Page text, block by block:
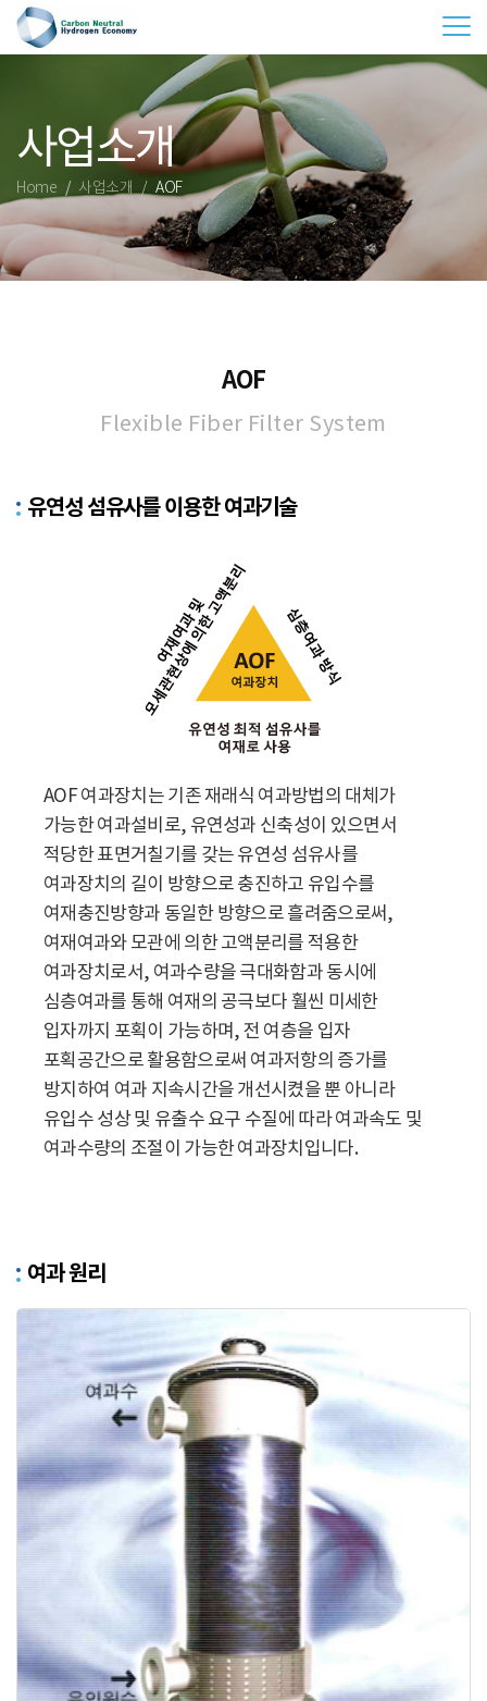
사업소개
Home 사업소개 AOF
AOF
Flexible Fiber Filter System
유연성 섬유사를 이용한 여과기술
AOF 여과장치는 기존 재래식 여과방법의 대체가
가능한 여과설비로, 유연성과 신축성이 있으면서
적당한 표면거칠기를 갖는 유연성 섬유사를
여과장치의 길이 방향으로 충진하고 유입수를
여재충진방향과 동일한 방향으로 흘려줌으로써,
여재여과와 모관에 의한 고액분리를 적용한
여과장치로서, 여과수량을 극대화함과 동시에
심층여과를 통해 여재의 공극보다 훨씬 미세한
입자까지 포획이 가능하며, 전 여층을 입자
포획공간으로 활용함으로써 여과저항의 증가를
방지하여 여과 지속시간을 개선시켰을 뿐 아니라
유입수 성상 및 유출수 요구 수질에 따라 여과속도 및
여과수량의 조절이 가능한 여과장치입니다.
여과 원리